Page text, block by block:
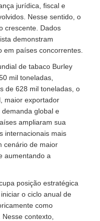
jurídica, fiscal e
Nesse sentido, o
crescente. Dados
demonstram
em países concorrentes.
de tabaco Burley
mil toneladas,
de 628 mil toneladas, o
maior exportador
global e
ampliaram sua
internacionais mais
cenário de maior
aumentando a
posição estratégica
o ciclo anual de
como
contexto,